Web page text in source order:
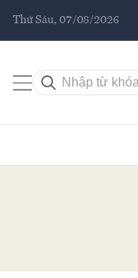
Thứ Sáu, 07/08/2026